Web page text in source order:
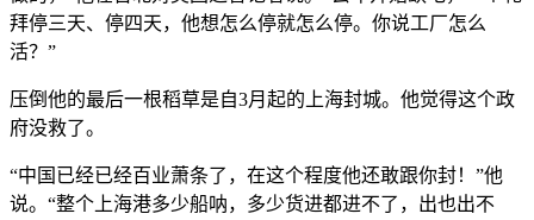
拜停三天、停四天，他想怎么停就怎么停。你说工厂怎么
活？”
压倒他的最后一根稻草是自3月起的上海封城。他觉得这个政
府没救了。
“中国已经已经百业萧条了，在这个程度他还敢跟你封！”他
说。“整个上海港多少船呐，多少货进都进不了，出也出不